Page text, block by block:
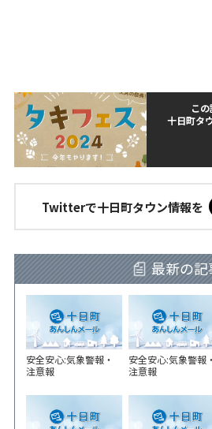
こ
十日町タ
Twitterで十日町タウン情報を
最新の記
安全安心:気象警報・
注意報
安全安心:気象警報・
注意報